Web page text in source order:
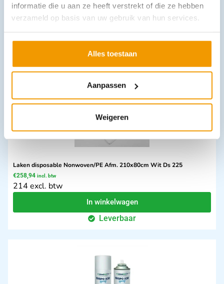
informatie die u aan ze heeft verstrekt of die ze hebben
verzameld op basis van uw gebruik van hun services.
Alles toestaan
Aanpassen
Weigeren
Sterillium Classic Pure handdesinfectans
€ 3,36 – € 93,17 incl. btw
Opties bekijken
Leverbaar
Laken disposable Nonwoven/PE Afm. 210x80cm Wit Ds 225
€258,94 incl. btw
214 excl. btw
In winkelwagen
Leverbaar